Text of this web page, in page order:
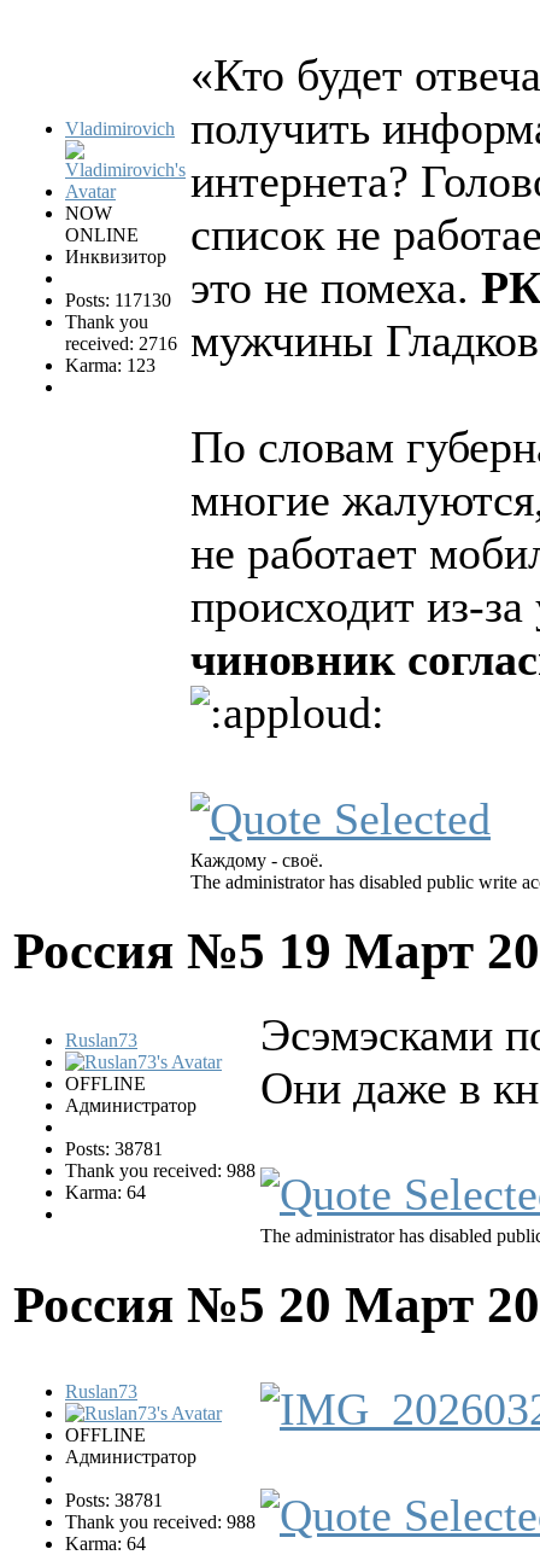
Vladimirovich
NOW
ONLINE
Инквизитор
Posts: 117130
Thank you
received: 2716
Karma: 123
«Кто будет
получить
интернета?
список не
это не помеха.
мужчины
По словам
многие
не работает
происходит из-
чиновник
Каждому - своё.
The administrator has disabled public write
Россия №5 19 Март
Ruslan73
OFFLINE
Администратор
Posts: 38781
Thank you received: 988
Karma: 64
Эсэмэсками
Они даже в
The administrator has disabled
Россия №5 20 Март
Ruslan73
OFFLINE
Администратор
Posts: 38781
Thank you received: 988
Karma: 64